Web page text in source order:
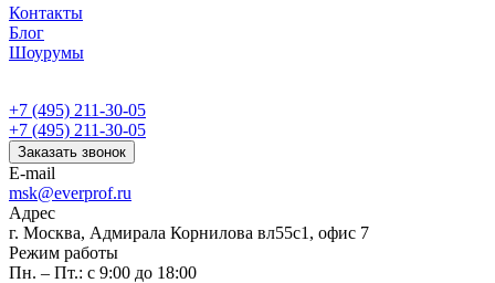
Контакты
Блог
Шоурумы
+7 (495) 211-30-05
+7 (495) 211-30-05
Заказать звонок
E-mail
msk@everprof.ru
Адрес
г. Москва, Адмирала Корнилова вл55с1, офис 7
Режим работы
Пн. – Пт.: с 9:00 до 18:00